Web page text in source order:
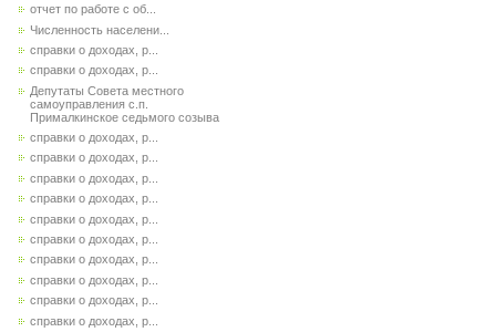
отчет по работе с об...
Численность населени...
справки о доходах, р...
справки о доходах, р...
Депутаты Совета местного
самоуправления с.п.
Прималкинское седьмого созыва
справки о доходах, р...
справки о доходах, р...
справки о доходах, р...
справки о доходах, р...
справки о доходах, р...
справки о доходах, р...
справки о доходах, р...
справки о доходах, р...
справки о доходах, р...
справки о доходах, р...